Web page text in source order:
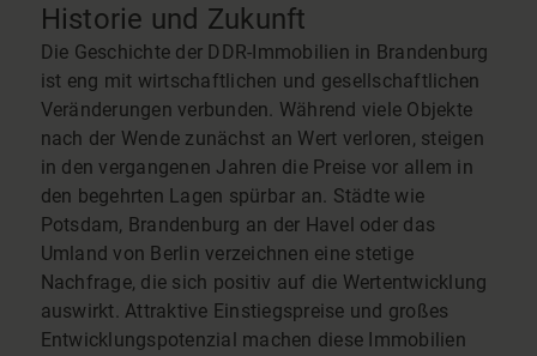
Historie und Zukunft
Die Geschichte der DDR-Immobilien in Brandenburg
ist eng mit wirtschaftlichen und gesellschaftlichen
Veränderungen verbunden. Während viele Objekte
nach der Wende zunächst an Wert verloren, steigen
in den vergangenen Jahren die Preise vor allem in
den begehrten Lagen spürbar an. Städte wie
Potsdam, Brandenburg an der Havel oder das
Umland von Berlin verzeichnen eine stetige
Nachfrage, die sich positiv auf die Wertentwicklung
auswirkt. Attraktive Einstiegspreise und großes
Entwicklungspotenzial machen diese Immobilien